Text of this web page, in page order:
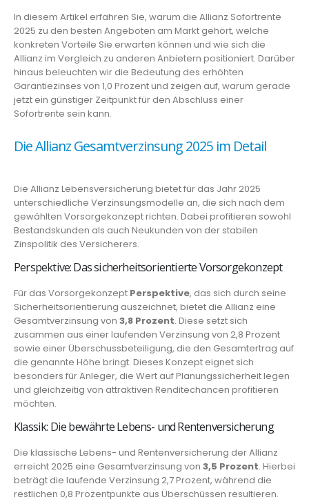
In diesem Artikel erfahren Sie, warum die Allianz Sofortrente
2025 zu den besten Angeboten am Markt gehört, welche
konkreten Vorteile Sie erwarten können und wie sich die
Allianz im Vergleich zu anderen Anbietern positioniert. Darüber
hinaus beleuchten wir die Bedeutung des erhöhten
Garantiezinses von 1,0 Prozent und zeigen auf, warum gerade
jetzt ein günstiger Zeitpunkt für den Abschluss einer
Sofortrente sein kann.
Die Allianz Gesamtverzinsung 2025 im Detail
Die Allianz Lebensversicherung bietet für das Jahr 2025
unterschiedliche Verzinsungsmodelle an, die sich nach dem
gewählten Vorsorgekonzept richten. Dabei profitieren sowohl
Bestandskunden als auch Neukunden von der stabilen
Zinspolitik des Versicherers.
Perspektive: Das sicherheitsorientierte Vorsorgekonzept
Für das Vorsorgekonzept Perspektive, das sich durch seine
Sicherheitsorientierung auszeichnet, bietet die Allianz eine
Gesamtverzinsung von 3,8 Prozent. Diese setzt sich
zusammen aus einer laufenden Verzinsung von 2,8 Prozent
sowie einer Überschussbeteiligung, die den Gesamtertrag auf
die genannte Höhe bringt. Dieses Konzept eignet sich
besonders für Anleger, die Wert auf Planungssicherheit legen
und gleichzeitig von attraktiven Renditechancen profitieren
möchten.
Klassik: Die bewährte Lebens- und Rentenversicherung
Die klassische Lebens- und Rentenversicherung der Allianz
erreicht 2025 eine Gesamtverzinsung von 3,5 Prozent. Hierbei
beträgt die laufende Verzinsung 2,7 Prozent, während die
restlichen 0,8 Prozentpunkte aus Überschüssen resultieren.